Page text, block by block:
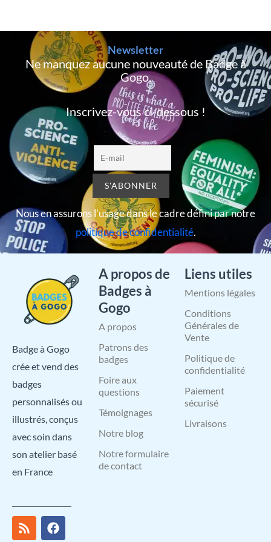
Newsletter
Ne manquez aucune nouveauté de Badge à
Gogo,
Inscrivez-vous ci-dessous !
Nous en assurons l’usage dans le cadre défini par notre
politique de confidentialité.
Badge à Gogo
crée et vend des
badges
personnalisés ou
illustrés, conçus
avec soin dans
son atelier basé
en France
R
s
F
a
I
n
Y
o
X
-
P
i
L
i
A propos de
Badges à
Gogo
A propos
Patrons des
badges
Foire aux
questions
Témoignages
Notre blog
Notre formulaire
de contact
Liens utiles
Mentions légales
Conditions
Générales de
Vente
Politique de
confidentialité
Paiement
sécurisé
Livraisons